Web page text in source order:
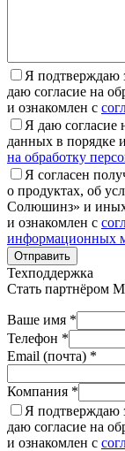
Я
даю согласие на
и ознакомлен с
Я даю согласие
данных в порядке
на обработку
Я согласен
о продуктах, об
Солюшинз» и
и ознакомлен с
информационных
Отправить
Техподдержка
Стать партнёром
Ваше имя *
Телефон *
Email (почта) *
Компания *
Я
даю согласие на
и ознакомлен с